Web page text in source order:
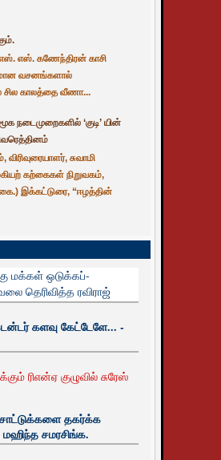
எஸ். கணேந்திரன் காசி
வசனங்களால்
சில காலத்தை வீணா...
நடைமுறைகளில் ‘குடி’ யின்
விரிவுரையாளர், சுவாமி
கற்கைகள் நிறுவகம்,
இக்கட்டுரை, “ஈழத்தின்
மக்கள் ஒடுக்கப்-
தெரிவித்த ரவிராஜ்
களவு கேட்டேளே... -
ரிஎன்ஏ குழுவில் சுரேஸ்
தகர்க்க
சமரசிங்க.